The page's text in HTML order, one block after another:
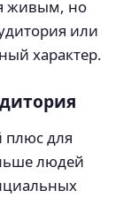
живым, но
или
характер.
плюс для
людей